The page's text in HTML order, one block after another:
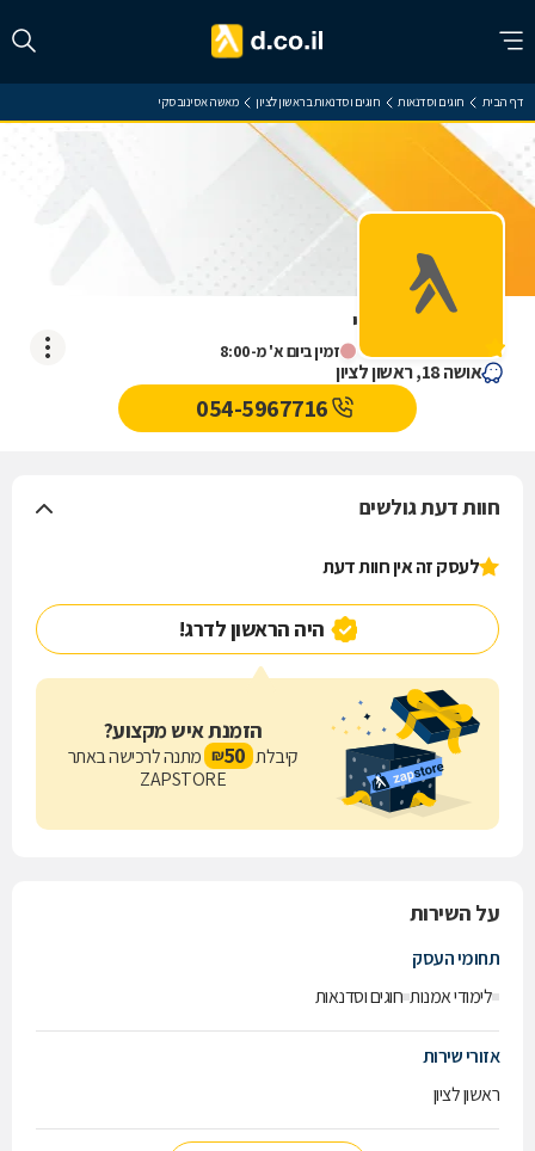
דף הבית חוגים וסדנאות חוגים וסדנאות בראשון לציון מאשה אסינובסקי
זמין ביום א' מ-8:00
מאשה אסינובסקי
אושה 18, ראשון לציון
054-5967716
חוות דעת גולשים
לעסק זה אין חוות דעת
היה הראשון לדרג!
הזמנת איש מקצוע?
קיבלת 50
₪ מתנה לרכישה באתר
ZAPSTORE
על השירות
תחומי העסק
לימודי אמנות חוגים וסדנאות
אזורי שירות
ראשון לציון